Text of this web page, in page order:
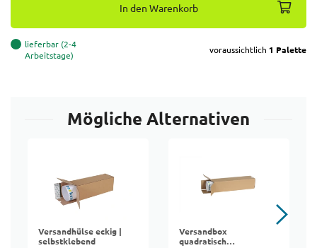
In den Warenkorb
lieferbar (2-4
Arbeitstage)
voraussichtlich 1 Palette
Mögliche Alternativen
Versandhülse eckig |
selbstklebend
Versandbox
quadratisch